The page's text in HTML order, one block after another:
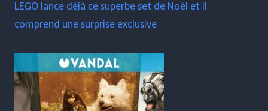
LEGO lance déjà ce superbe set de Noël et il
comprend une surprise exclusive